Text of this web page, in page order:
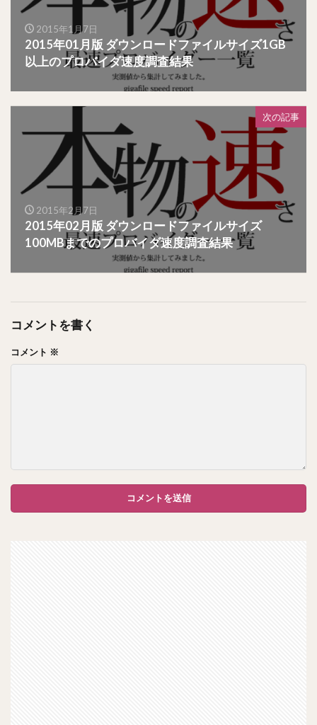
2015年1月7日
2015年01月版 ダウンロードファイルサイズ1GB
以上のプロバイダ速度調査結果
次の記事
2015年2月7日
2015年02月版 ダウンロードファイルサイズ
100MBまでのプロバイダ速度調査結果
コメントを書く
コメント ※